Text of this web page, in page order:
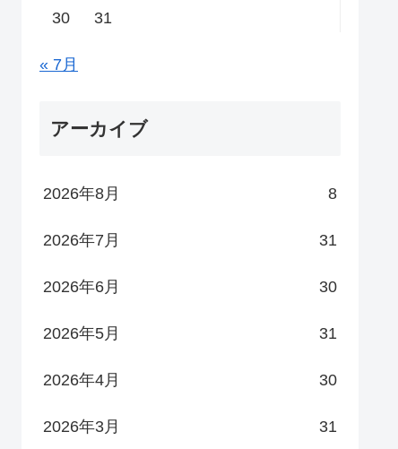
30
31
« 7月
アーカイブ
2026年8月 8
2026年7月 31
2026年6月 30
2026年5月 31
2026年4月 30
2026年3月 31